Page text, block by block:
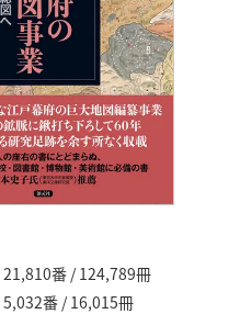
21,810番 / 124,789冊
5,032番 / 16,015冊